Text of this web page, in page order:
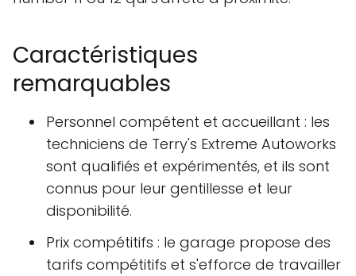
Caractéristiques
remarquables
Personnel compétent et accueillant : les
techniciens de Terry's Extreme Autoworks
sont qualifiés et expérimentés, et ils sont
connus pour leur gentillesse et leur
disponibilité.
Prix compétitifs : le garage propose des
tarifs compétitifs et s'efforce de travailler